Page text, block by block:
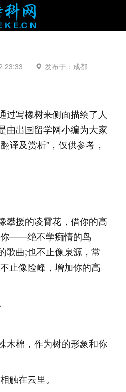
23:33 发布于：成都
过写橡树来侧面描绘了人
由出国留学网小编为大家
译及赏析”，仅供参考，
援的凌霄花，借你的高
——绝不学痴情的鸟
歌曲;也不止像泉源，常
止像险峰，增加你的高
木棉，作为树的形象和你
触在云里。